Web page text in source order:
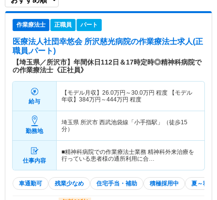
作業療法士 正職員 パート
医療法人社団幸悠会 所沢慈光病院の作業療法士求人(正
職員,パート)
【埼玉県／所沢市】年間休日112日＆17時定時◎精神科病院で
の作業療法士《正社員》
給与
【モデル月収】 26.0万円～30.0万円 程度 【モデル
年収】 384万円～444万円 程度
勤務地
埼玉県 所沢市 西武池袋線「小手指駅」（徒歩15
分）
仕事内容
■精神科病院での作業療法士業務 精神科外来治療を
行っている患者様の通所利用に合…
車通勤可 残業少なめ 住宅手当・補助 積極採用中 夏～秋入